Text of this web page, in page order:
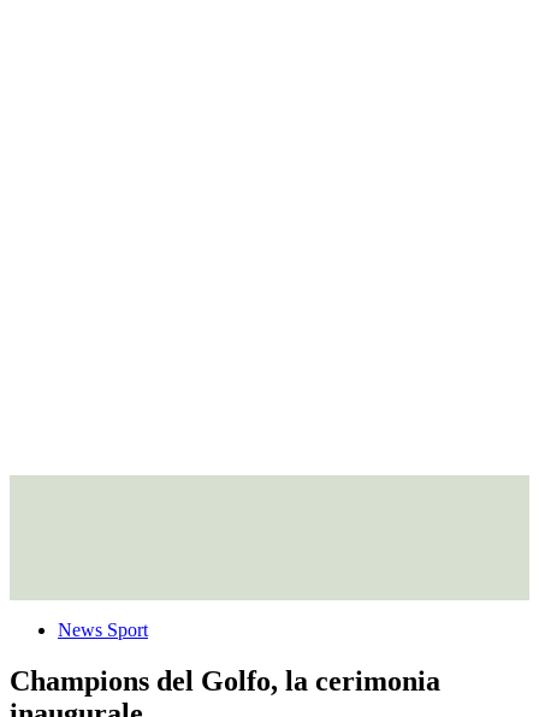
News Sport
Champions del Golfo, la cerimonia